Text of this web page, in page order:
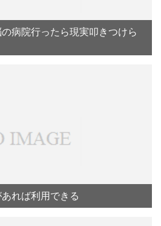
病院行ったら現実叩きつけら
れば利用できる